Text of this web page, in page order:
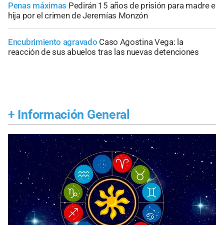
Penas máximas Pedirán 15 años de prisión para madre e
hija por el crimen de Jeremías Monzón
Encubrimiento agravado Caso Agostina Vega: la
reacción de sus abuelos tras las nuevas detenciones
+ Información General